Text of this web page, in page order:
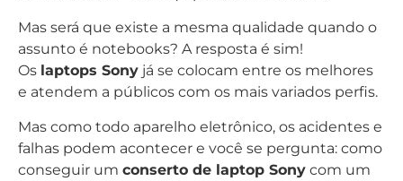
Mas será que existe a mesma qualidade quando o
assunto é notebooks? A resposta é sim!
Os laptops Sony já se colocam entre os melhores
e atendem a públicos com os mais variados perfis.
Mas como todo aparelho eletrônico, os acidentes e
falhas podem acontecer e você se pergunta: como
conseguir um conserto de laptop Sony com um